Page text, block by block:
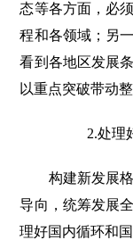
态等各方面，必
程和各领域；另
看到各地区发展
以重点突破带动
2.处理
构建新发展格
导向，统筹发展
理好国内循环和